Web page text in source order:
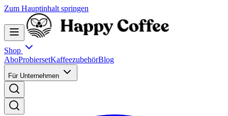
Zum Hauptinhalt springen
Shop
AboProbiersetKaffeezubehörBlog
Für Unternehmen